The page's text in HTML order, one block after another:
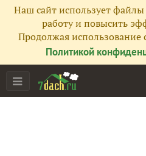
Наш сайт использует
работу и повысить
Продолжая использование
Политикой